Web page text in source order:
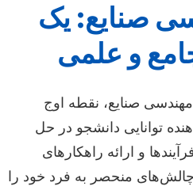
صنایع: یک
و علمی
صنایع، نقطه اوج
توانایی دانشجو در حل
و ارائه راهکارهای
منحصر به فرد خود را